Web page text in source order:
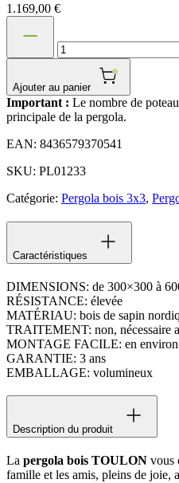
1.169,00 €
Pergola
TOULON
Ajouter au panier
Important : Le nombre de
principale de la pergola.
EAN: 8436579370541
SKU: PL01233
Catégorie: Pergola bois 3x3,
Caractéristiques
DIMENSIONS: de 300×300 à
RÉSISTANCE: élevée
MATÉRIAU: bois de sapin
TRAITEMENT: non, nécessaire
MONTAGE FACILE: en environ
GARANTIE: 3 ans
EMBALLAGE: volumineux
Description du produit
La pergola bois TOULON vous
famille et les amis, pleins de joie,